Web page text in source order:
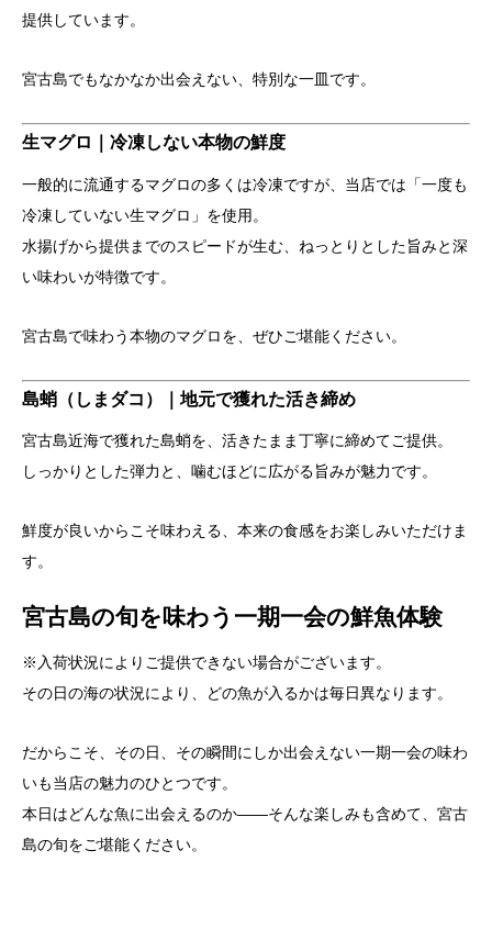
提供しています。
宮古島でもなかなか出会えない、特別な一皿です。
生マグロ｜冷凍しない本物の鮮度
一般的に流通するマグロの多くは冷凍ですが、当店では「一度も
冷凍していない生マグロ」を使用。
水揚げから提供までのスピードが生む、ねっとりとした旨みと深
い味わいが特徴です。
宮古島で味わう本物のマグロを、ぜひご堪能ください。
島蛸（しまダコ）｜地元で獲れた活き締め
宮古島近海で獲れた島蛸を、活きたまま丁寧に締めてご提供。
しっかりとした弾力と、噛むほどに広がる旨みが魅力です。
鮮度が良いからこそ味わえる、本来の食感をお楽しみいただけま
す。
宮古島の旬を味わう一期一会の鮮魚体験
※入荷状況によりご提供できない場合がございます。
その日の海の状況により、どの魚が入るかは毎日異なります。
だからこそ、その日、その瞬間にしか出会えない一期一会の味わ
いも当店の魅力のひとつです。
本日はどんな魚に出会えるのか——そんな楽しみも含めて、宮古
島の旬をご堪能ください。